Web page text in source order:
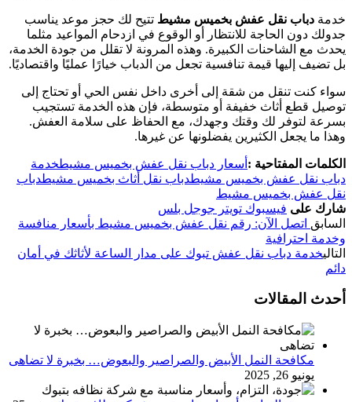
خدمة دباب نقل عفش بخميس مشيط تتيح لك حجز موعد يناسب
جدولك دون الحاجة للانتظار أو الوقوع في ازدحام المواعيد مثلما
يحدث مع الشاحنات الكبيرة. وهذه المرونة لا تقلل من جودة الخدمة،
بل تضيف إليها قيمة تنافسية تجعل من الدباب خيارًا عمليًا واقتصاديًا.
سواء كنت تنقل من شقة إلى أخرى داخل نفس الحي أو تحتاج إلى
توصيل قطع أثاث خفيفة أو متوسطة، فإن هذه الخدمة تستجيب
بسرعة لتوفر لك وقتك وجهدك، مع الحفاظ على سلامة العفش.
وهذا ما يجعل الكثيرين يفضلونها عن غيرها.
الكلمات المفتاحية : أسعار دباب نقل عفش بخميس مشيطخدمة
دباب نقل عفش بخميس مشيطدباب نقل أثاث بخميس مشيطدباب
نقل عفش بخميس مشيط
شارك على فيسبوك تويتر جوجل بلس
السابق اتصل الآن: رقم نقل عفش بخميس مشيط بأسعار منافسة
وخدمة احترافية
التاليخدمة دباب نقل عفش تبوك على مدار الساعة لأثاثك في أمان
دائم
أحدث المقالات
مكافحة النمل الأبيض والصراصير والبعوض… بخبرة لا تضاهى
يونيو 26, 2025